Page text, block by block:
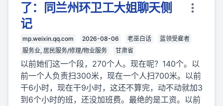
了：同兰州环卫工大姐聊天侧
记
mp.weixin.qq.com 2026-08-06 老巫白话
蓝领受雇者
服务业, 居民服务/修理/物业服务
甘肃省
以前她们这一个段，270个人。现在呢？140个。以
前一个人负责扫300米，现在一个人扫700米。以前
干6小时，现在干9小时，这还不算完，动不动就加3
到6个小时的班，还没加班费。最绝的是工资。以前